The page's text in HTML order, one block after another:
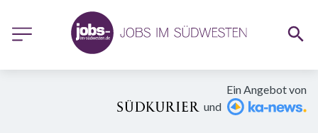
Ein Angebot von
und